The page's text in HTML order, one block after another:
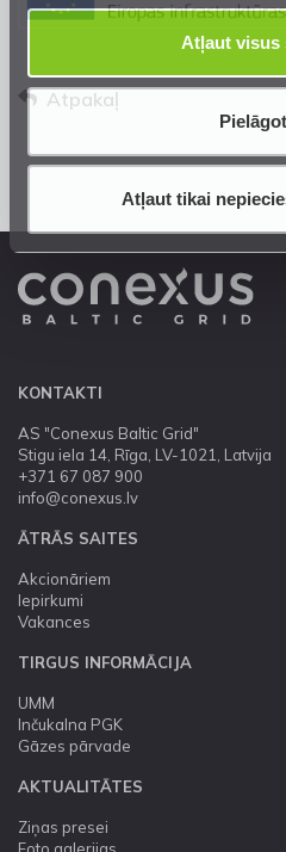
Atļaut visus
Pielāgot
Atļaut tikai
Atpakaļ
KONTAKTI
AS "Conexus Baltic Grid"
Stigu iela 14, Rīga, LV-1021, Latvija
+371 67 087 900
info@conexus.lv
ĀTRĀS SAITES
Akcionāriem
Iepirkumi
Vakances
TIRGUS INFORMĀCIJA
UMM
Inčukalna PGK
Gāzes pārvade
AKTUALITĀTES
Ziņas presei